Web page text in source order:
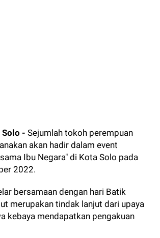
Solo -Sejumlah tokoh perempuan
akan hadir dalam event
Ibu Negara" di Kota Solo pada
2022.
bersamaan dengan hari Batik
merupakan tindak lanjut dari upaya
kebaya mendapatkan pengakuan